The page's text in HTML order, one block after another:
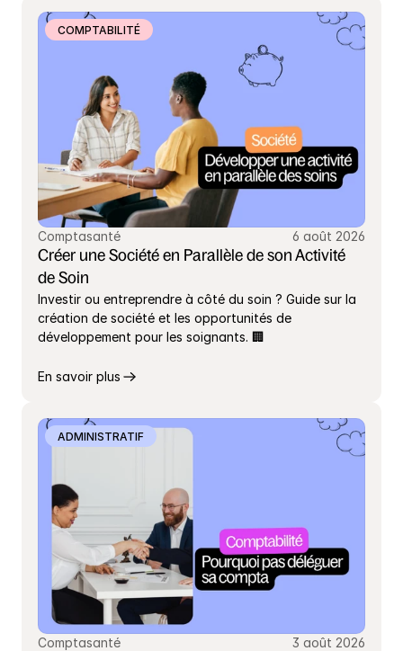
COMPTABILITÉ
Comptasanté 6 août 2026
Créer une Société en Parallèle de son Activité
de Soin
Investir ou entreprendre à côté du soin ? Guide sur la
création de société et les opportunités de
développement pour les soignants. 🏢
En savoir plus
ADMINISTRATIF
Comptasanté 3 août 2026